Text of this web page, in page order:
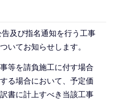
及び指名通知を行う工事
いてお知らせします。
等を請負施工に付す場合
る場合において、予定価
書に計上すべき当該工事